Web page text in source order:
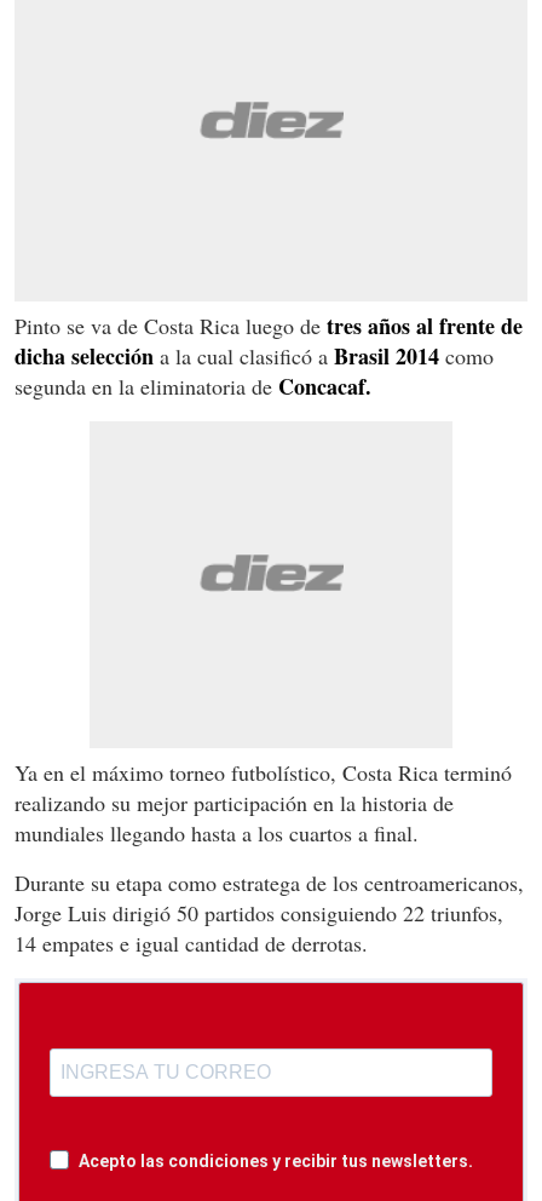
Pinto se va de Costa Rica luego de tres años al frente de
dicha selección a la cual clasificó a Brasil 2014 como
segunda en la eliminatoria de Concacaf.
Ya en el máximo torneo futbolístico, Costa Rica terminó
realizando su mejor participación en la historia de
mundiales llegando hasta a los cuartos a final.
Durante su etapa como estratega de los centroamericanos,
Jorge Luis dirigió 50 partidos consiguiendo 22 triunfos,
14 empates e igual cantidad de derrotas.
Acepto las condiciones y recibir tus newsletters.